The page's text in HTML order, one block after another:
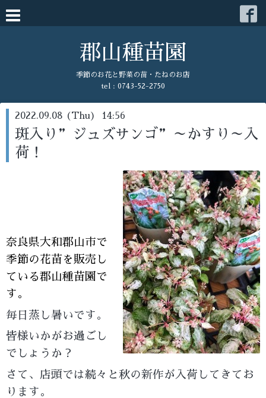
郡山種苗園
季節のお花と野菜の苗・たねのお店
tel : 0743-52-2750
2022.09.08 (Thu) 14:56
斑入り”ジュズサンゴ”～かすり～入
荷！
奈良県大和郡山市で
季節の花苗を販売し
ている郡山種苗園で
す。
毎日蒸し暑いです。
皆様いかがお過ごし
でしょうか？
さて、店頭では続々と秋の新作が入荷してきてお
ります。